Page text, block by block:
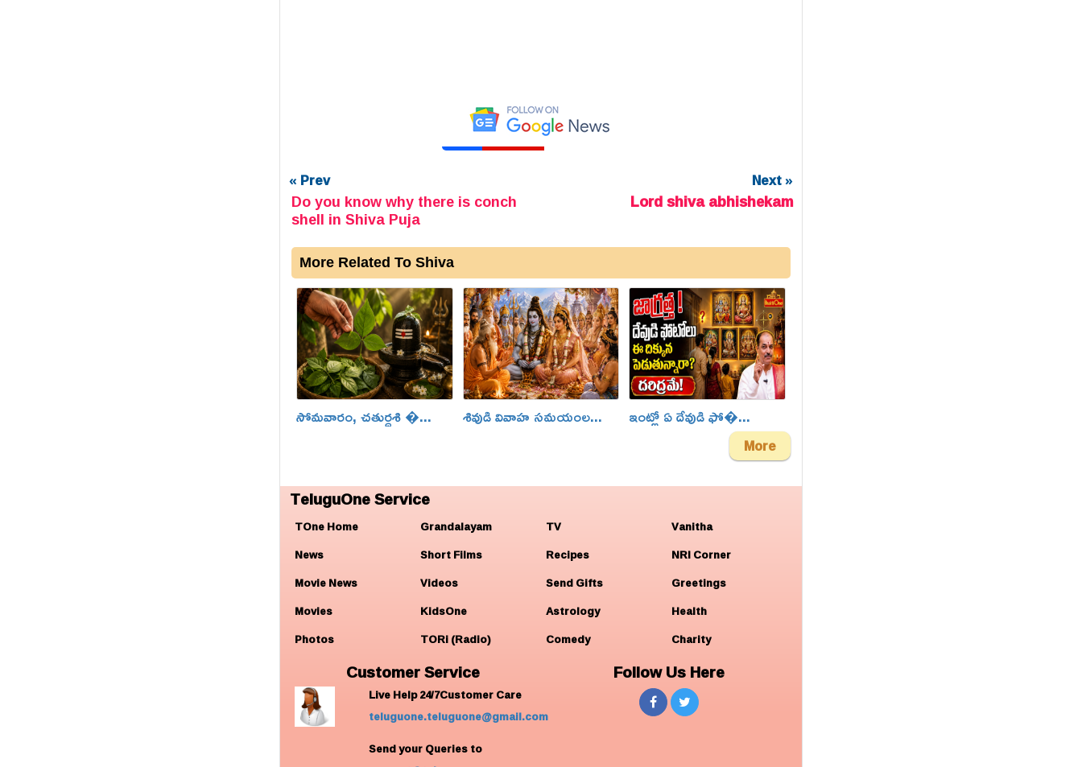
« Prev
Do you know why there is conch
shell in Shiva Puja
Next »
Lord shiva abhishekam
More Related To Shiva
సోమవారం, చతుర్దశి �... శివుడి వివాహ సమయంల... ఇంట్లో ఏ దేవుడి ఫో�...
More
TeluguOne Service
TOne Home
News
Movie News
Movies
Photos
Grandalayam
Short Films
Videos
KidsOne
TORi (Radio)
TV
Recipes
Send Gifts
Astrology
Comedy
Vanitha
NRI Corner
Greetings
Health
Charity
Customer Service
Live Help 24/7Customer Care
teluguone.teluguone@gmail.com
Send your Queries to
Follow Us Here